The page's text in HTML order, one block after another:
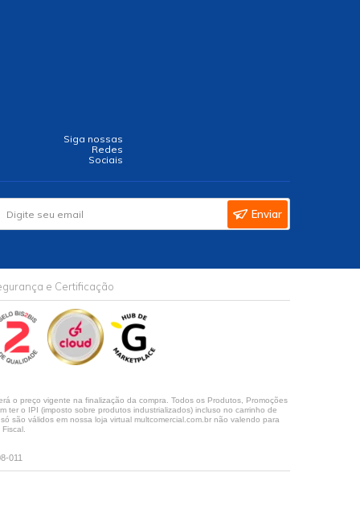
Siga nossas
Redes
Sociais
Enviar
e Certificação
o preço vigente na finalização da compra. Todos os Produtos, Promoções
ter o IPI (imposto sobre produtos industrializados) incluso no carrinho de
são válidos em nossa loja virtual multcomercial.com.br não valendo para
011